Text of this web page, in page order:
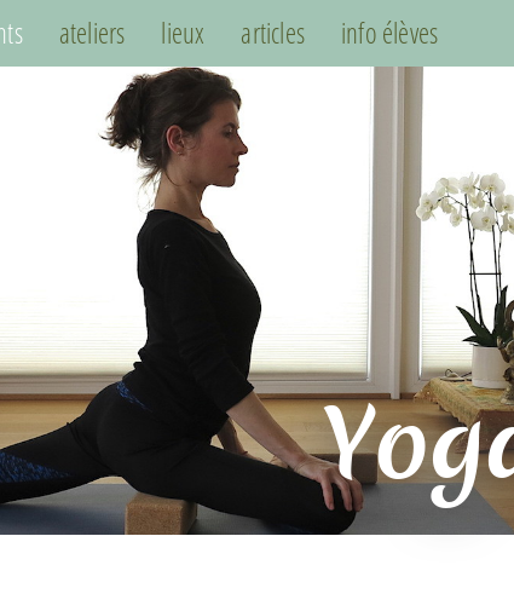
ateliers lieux articles info élèves